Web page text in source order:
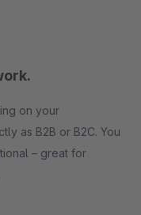
on your
as B2B or B2C. You
– great for